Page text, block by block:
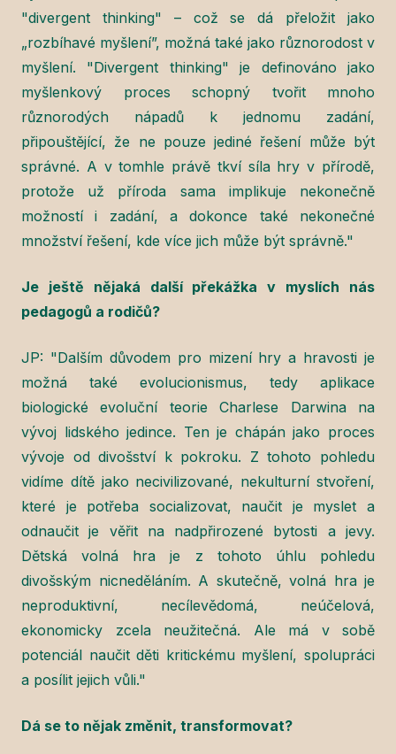
"divergent thinking" – což se dá přeložit jako
„rozbíhavé myšlení”, možná také jako různorodost v
myšlení. "Divergent thinking" je definováno jako
myšlenkový proces schopný tvořit mnoho
různorodých nápadů k jednomu zadání,
připouštějící, že ne pouze jediné řešení může být
správné. A v tomhle právě tkví síla hry v přírodě,
protože už příroda sama implikuje nekonečně
možností i zadání, a dokonce také nekonečné
množství řešení, kde více jich může být správně."
Je ještě nějaká další překážka v myslích nás
pedagogů a rodičů?
JP: "Dalším důvodem pro mizení hry a hravosti je
možná také evolucionismus, tedy aplikace
biologické evoluční teorie Charlese Darwina na
vývoj lidského jedince. Ten je chápán jako proces
vývoje od divošství k pokroku. Z tohoto pohledu
vidíme dítě jako necivilizované, nekulturní stvoření,
které je potřeba socializovat, naučit je myslet a
odnaučit je věřit na nadpřirozené bytosti a jevy.
Dětská volná hra je z tohoto úhlu pohledu
divošským nicneděláním. A skutečně, volná hra je
neproduktivní, necílevědomá, neúčelová,
ekonomicky zcela neužitečná. Ale má v sobě
potenciál naučit děti kritickému myšlení, spolupráci
a posílit jejich vůli."
Dá se to nějak změnit, transformovat?